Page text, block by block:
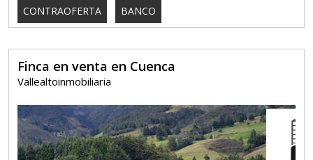
CONTRAOFERTA BANCO
Finca en venta en Cuenca
Vallealtoinmobiliaria